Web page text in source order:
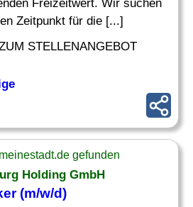
Freizeitwert. Wir suchen
Zeitpunkt für die [...]
STELLENANGEBOT
gefunden
Holding GmbH
(m/w/d)